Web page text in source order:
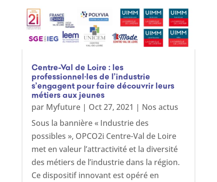
Centre-Val de Loire : les
professionnel·les de l’industrie
s’engagent pour faire découvrir leurs
métiers aux jeunes
par Myfuture| Oct 27, 2021 | Nos actus
Sous la bannière « Industrie des
possibles », OPCO2i Centre-Val de Loire
met en valeur l’attractivité et la diversité
des métiers de l’industrie dans la région.
Ce dispositif innovant est opéré en